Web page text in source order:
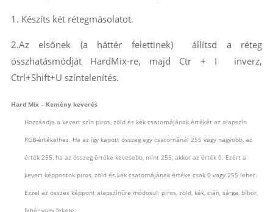
1. Készíts két rétegmásolatot.
2.Az elsőnek (a háttér felettinek) állítsd a réteg
összhatásmódját HardMix-re, majd Ctr + I inverz,
Ctrl+Shift+U színtelenítés.
Hard Mix – Kemény keverés
Hozzáadja a kevert szín piros, zöld és kék csatornájának értékét az alapszín
RGB-értékeihez. Ha az így kapott összeg egy csatornánál 255 vagy nagyobb, az
érték 255, ha az összeg értéke kevesebb, mint 255, akkor az érték 0. Ezért a
kevert képpontok piros, zöld és kék csatornájának értéke csak 0 vagy 255 lehet.
Ezzel az összes képpont alapszínűre módosul: piros, zöld, kék, cián, sárga, bíbor,
fehér vagy fekete.